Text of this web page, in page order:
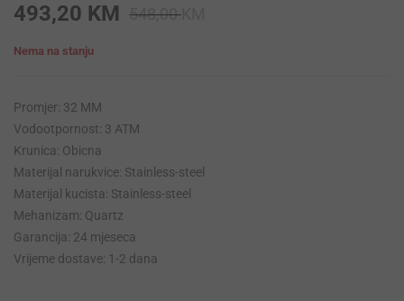
548,00
493,20 KM
Nema na stanju
Promjer: 32 MM
Vodootpornost: 3 ATM
Krunica: Obicna
Materijal narukvice: Stainless-steel
Materijal kucista: Stainless-steel
Mehanizam: Quartz
Garancija: 24 mjeseca
Vrijeme dostave: 1-2 dana